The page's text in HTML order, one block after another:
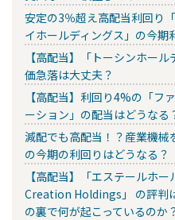
安定の3％超え高配当利回り
イホールディングス」の今期
【高配当】「トーシンホー
価急落は大丈夫？
【高配当】利回り4%の「フ
ーション」の配当はどうなる
減配でも高配当！？産業機械
の今期の利回りはどうなる？
【高配当】「エステールホ
Creation Holdings」 の評判
の裏で何が起こっているのか